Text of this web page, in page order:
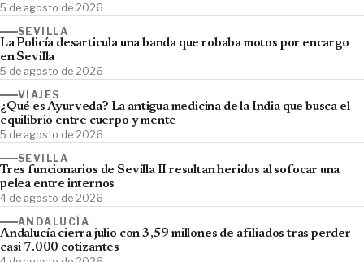
5 de agosto de 2026
SEVILLA
La Policía desarticula una banda que robaba motos por encargo
en Sevilla
5 de agosto de 2026
VIAJES
¿Qué es Ayurveda? La antigua medicina de la India que busca el
equilibrio entre cuerpo y mente
5 de agosto de 2026
SEVILLA
Tres funcionarios de Sevilla II resultan heridos al sofocar una
pelea entre internos
4 de agosto de 2026
ANDALUCÍA
Andalucía cierra julio con 3,59 millones de afiliados tras perder
casi 7.000 cotizantes